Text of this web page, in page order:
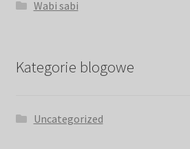
Wabi sabi
Kategorie blogowe
Uncategorized